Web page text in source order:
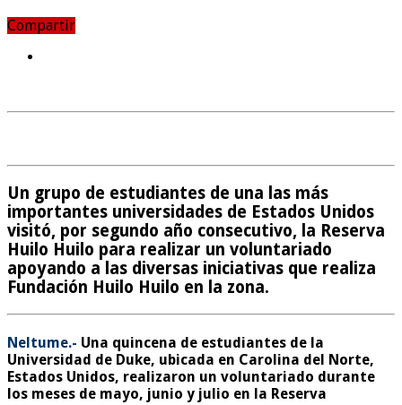
Compartir
Un grupo de estudiantes de una las más
importantes universidades de Estados Unidos
visitó, por segundo año consecutivo, la Reserva
Huilo Huilo para realizar un voluntariado
apoyando a las diversas iniciativas que realiza
Fundación Huilo Huilo en la zona.
Neltume.- Una quincena de estudiantes de la
Universidad de Duke, ubicada en Carolina del Norte,
Estados Unidos, realizaron un voluntariado durante
los meses de mayo, junio y julio en la Reserva